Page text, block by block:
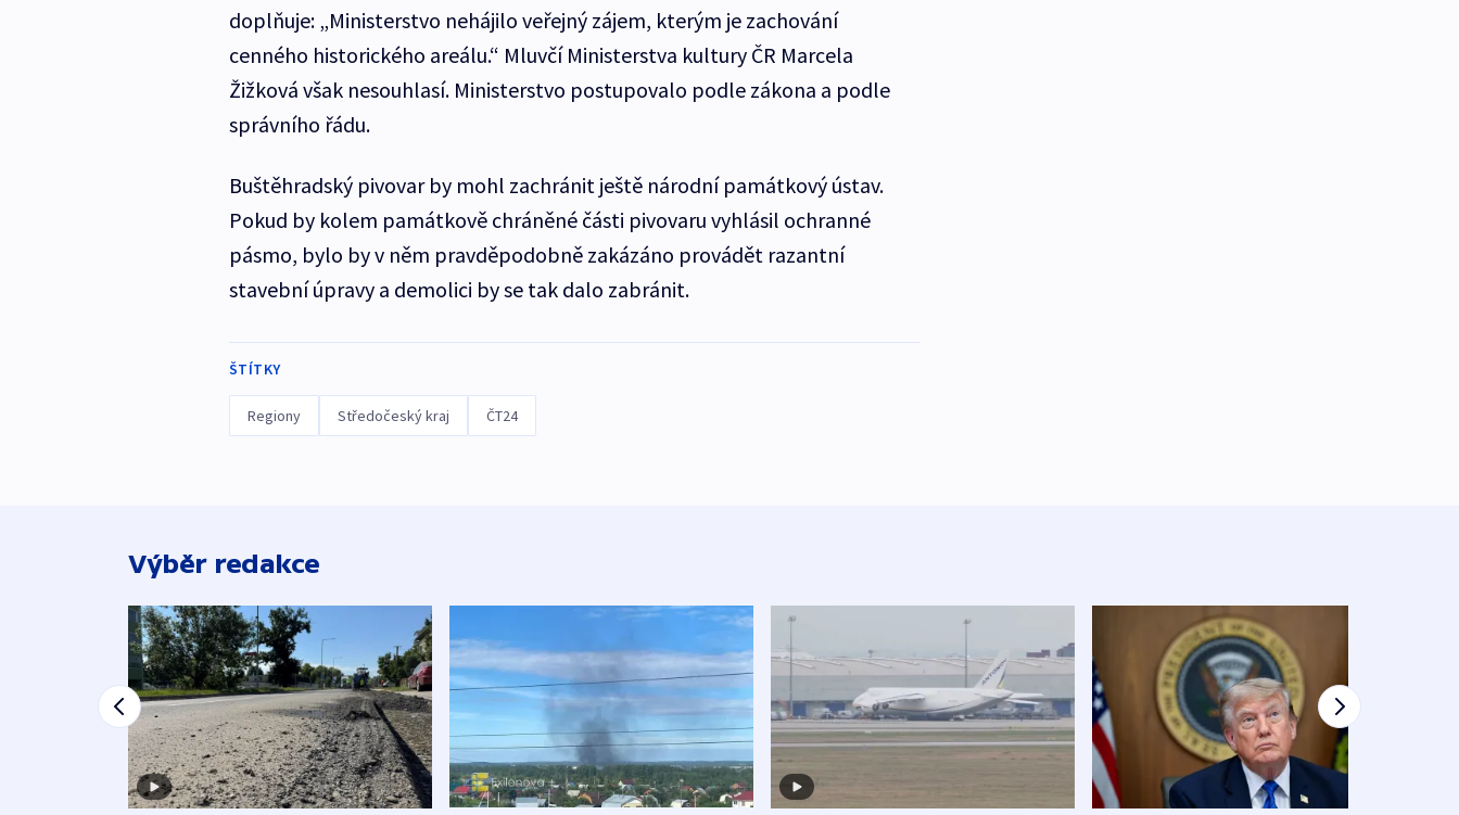
doplňuje: „Ministerstvo nehájilo veřejný zájem, kterým je zachování
cenného historického areálu.“ Mluvčí Ministerstva kultury ČR Marcela
Žižková však nesouhlasí. Ministerstvo postupovalo podle zákona a podle
správního řádu.
Buštěhradský pivovar by mohl zachránit ještě národní památkový ústav.
Pokud by kolem památkově chráněné části pivovaru vyhlásil ochranné
pásmo, bylo by v něm pravděpodobně zakázáno provádět razantní
stavební úpravy a demolici by se tak dalo zabránit.
ŠTÍTKY
Regiony Středočeský kraj ČT24
Výběr redakce